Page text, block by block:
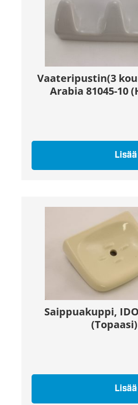
Vaateripustin(3
Arabia 81045-10
Saippuakuppi,
(Topaasi)